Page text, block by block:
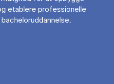
etablere professionelle